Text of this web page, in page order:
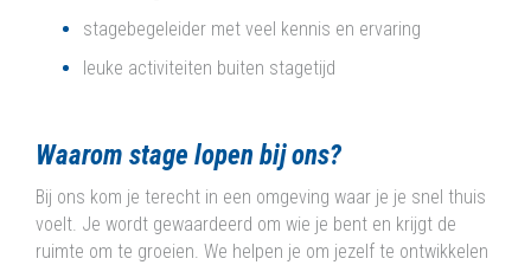
stagebegeleider met veel kennis en ervaring
leuke activiteiten buiten stagetijd
Waarom stage lopen bij ons?
Bij ons kom je terecht in een omgeving waar je je snel thuis
voelt. Je wordt gewaardeerd om wie je bent en krijgt de
ruimte om te groeien. We helpen je om jezelf te ontwikkelen